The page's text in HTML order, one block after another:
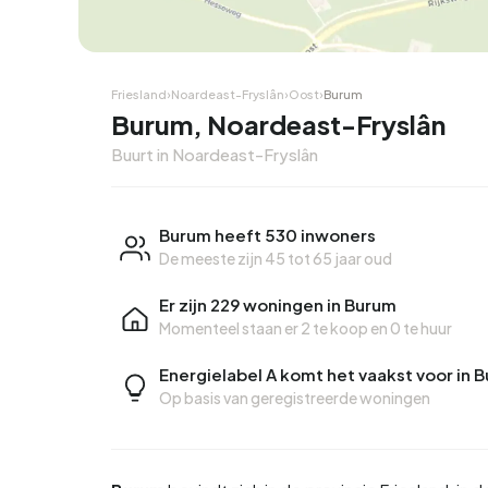
Hoekwoning
Friesland›Noardeast-Fryslân›Oost›Burum
Burum, Noardeast-Fryslân
Buurt in Noardeast-Fryslân
Burum heeft 530 inwoners
De meeste zijn 45 tot 65 jaar oud
Er zijn 229 woningen in Burum
Momenteel staan er2 te koop en 0 te huur
Energielabel A komt het vaakst voor in
Op basis van geregistreerde woningen